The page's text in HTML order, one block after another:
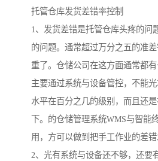
托管仓库发货差错率控制
1、发货差错是托管仓库头疼的问
的问题。通常超过万分之五的准
重了。仓储公司在这方面通常都有
主要通过系统与设备管控，不能
水平在百分之几的级别，而且还
下。的仓储管理系统WMS与智能
用，方可以做到把手工作业的差
2、光有系统与设备还不够，还要